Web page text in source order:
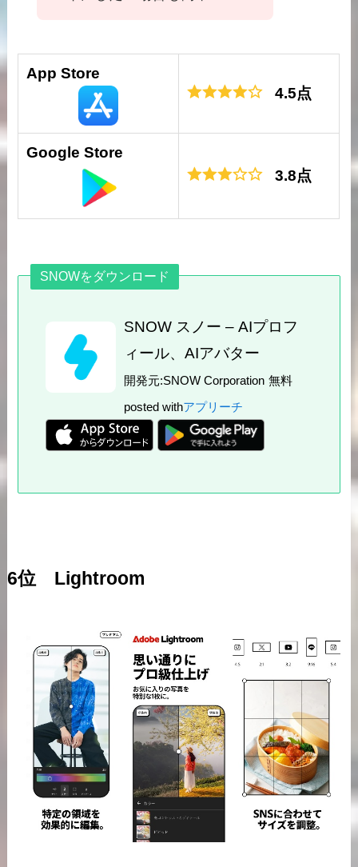
App Store
4.5点
Google Store
3.8点
SNOWをダウンロード
SNOW スノー – AIプロフ
ィール、AIアバター
開発元:SNOW Corporation 無料
posted withアプリーチ
6位 Lightroom